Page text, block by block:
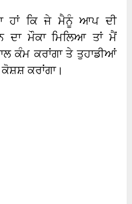
ਹਾਂ ਕਿ ਜੇ ਮੈਨੂੰ ਆਪ ਦੀ
ਦਾ ਮੌਕਾ ਮਿਲਿਆ ਤਾਂ ਮੈਂ
ਕੰਮ ਕਰਾਂਗਾ ਤੇ ਤੁਹਾਡੀਆਂ
ਕਰਾਂਗਾ।